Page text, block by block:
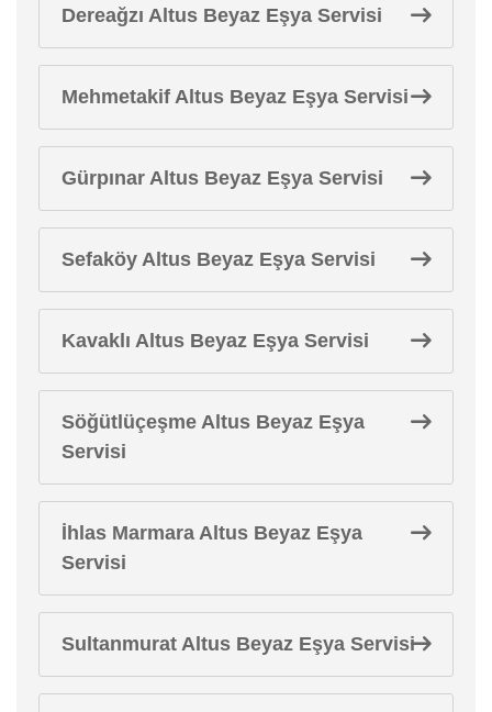
Dereağzı Altus Beyaz Eşya Servisi
Mehmetakif Altus Beyaz Eşya Servisi
Gürpınar Altus Beyaz Eşya Servisi
Sefaköy Altus Beyaz Eşya Servisi
Kavaklı Altus Beyaz Eşya Servisi
Söğütlüçeşme Altus Beyaz Eşya
Servisi
İhlas Marmara Altus Beyaz Eşya
Servisi
Sultanmurat Altus Beyaz Eşya Servisi